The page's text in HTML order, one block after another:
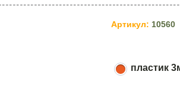
Артикул: 10560
пластик